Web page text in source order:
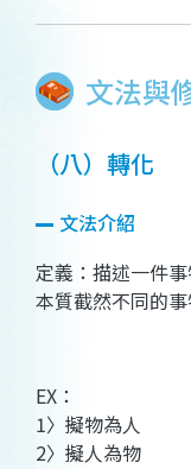
文法與
（八）轉化
文法介紹
定義：描述一件
本質截然不同的
EX ：
1〉擬物為人
2〉擬人為物